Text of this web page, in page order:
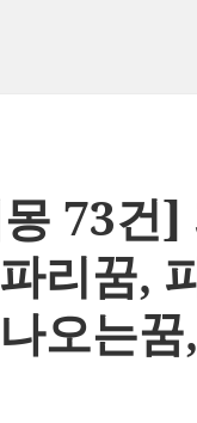
73건
리꿈,
오는